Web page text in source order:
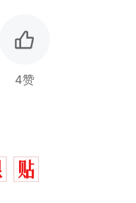
4赞